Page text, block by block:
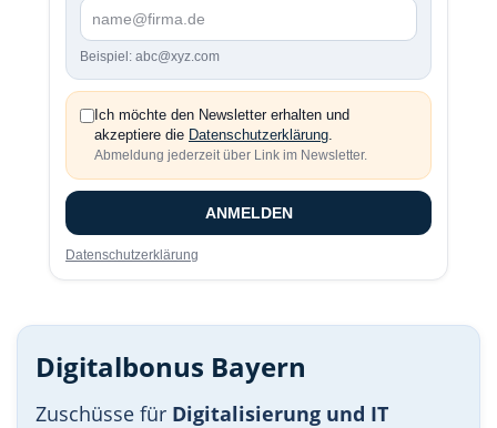
Beispiel: abc@xyz.com
Ich möchte den Newsletter erhalten und
akzeptiere die Datenschutzerklärung
Abmeldung jederzeit über Link im Newsletter.
ANMELDEN
Datenschutzerklärung
Digitalbonus Bayern
Zuschüsse für Digitalisierung und IT